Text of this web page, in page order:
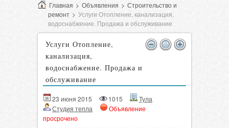
Главная > Объявления > Строительство и
ремонт > Услуги Отопление, канализация,
водоснабжение. Продажа и обслуживание
Услуги Отопление,
канализация,
водоснабжение. Продажа и
обслуживание
23 июня 2015 1015
Тула
Студия тепла
Объявление
просрочено